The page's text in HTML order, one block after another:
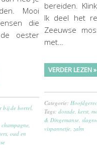
Mooi
die
oester
bij de borrel,
champagne,
,oud en
bereiden.
Ik deel het
Zeeuwse
met…
VERDER LEZEN »
Categorie:
Tags:dorade ,kerst ,
& Dingemanse ,
vispannetje zalm